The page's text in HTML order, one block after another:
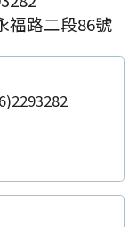
福路二段86號